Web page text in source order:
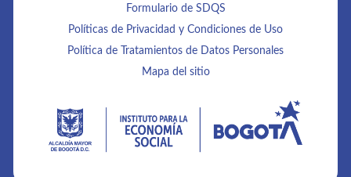
Formulario de SDQS
Políticas de Privacidad y Condiciones de Uso
Política de Tratamientos de Datos Personales
Mapa del sitio